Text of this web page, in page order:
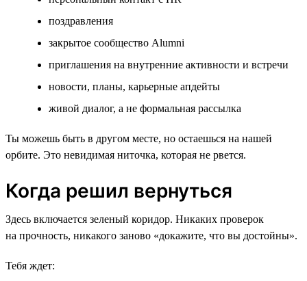
поздравления
закрытое сообщество Alumni
приглашения на внутренние активности и встречи
новости, планы, карьерные апдейты
живой диалог, а не формальная рассылка
Ты можешь быть в другом месте, но остаешься на нашей
орбите. Это невидимая ниточка, которая не рвется.
Когда решил вернуться
Здесь включается зеленый коридор. Никаких проверок
на прочность, никакого заново «докажите, что вы достойны».
Тебя ждет: